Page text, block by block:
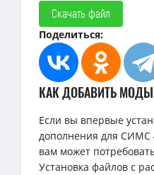
Скачать файл
Поделиться:
КАК ДОБАВИТЬ
Если вы впервые
дополнения для СИМС
вам может
Установка файлов с